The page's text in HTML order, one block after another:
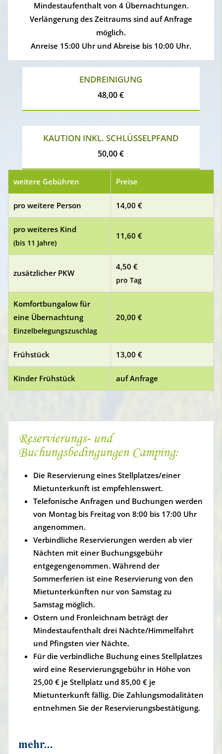
Mindestaufenthalt von 4 Übernachtungen.
Verlängerung des Zeitraums sind auf Anfrage
möglich.
Anreise 15:00 Uhr und Abreise bis 10:00 Uhr.
ENDREINIGUNG
48,00 €
KAUTION INKL. SCHLÜSSELPFAND
50,00 €
weitere Gebühren Preise
pro weitere Person 14,00 €
pro weiteres Kind
(bis 11 Jahre)
11,60 €
zusätzlicher PKW
4,50 €
pro Tag
Komfortbungalow für
eine Übernachtung
Einzelbelegungszuschlag
20,00 €
Frühstück 13,00 €
Kinder Frühstück auf Anfrage
Reservierungs- und
Buchungsbedingungen Camping:
Die Reservierung eines Stellplatzes/einer
Mietunterkunft ist empfehlenswert.
Telefonische Anfragen und Buchungen werden
von Montag bis Freitag von 8:00 bis 17:00 Uhr
angenommen.
Verbindliche Reservierungen werden ab vier
Nächten mit einer Buchungsgebühr
entgegengenommen. Während der
Sommerferien ist eine Reservierung von den
Mietunterkünften nur von Samstag zu
Samstag möglich.
Ostern und Fronleichnam beträgt der
Mindestaufenthalt drei Nächte/Himmelfahrt
und Pfingsten vier Nächte.
Für die verbindliche Buchung eines Stellplatzes
wird eine Reservierungsgebühr in Höhe von
25,00 € je Stellplatz und 85,00 € je
Mietunterkunft fällig. Die Zahlungsmodalitäten
entnehmen Sie der Reservierungsbestätigung.